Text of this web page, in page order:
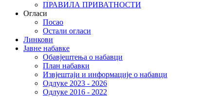
ПРАВИЛА ПРИВАТНОСТИ
Огласи
Посао
Остали огласи
Линкови
Јавне набавке
Обавјештења о набавци
План набавки
Извјештаји и информације о набавци
Одлуке 2023 - 2026
Одлуке 2016 - 2022